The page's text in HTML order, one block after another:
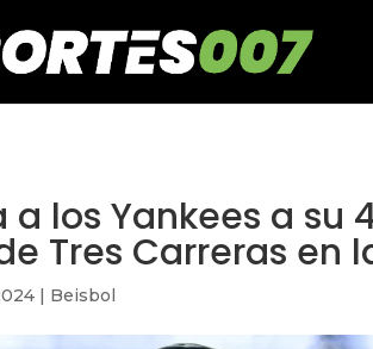
a los Yankees a su
Tres Carreras en
| Beisbol